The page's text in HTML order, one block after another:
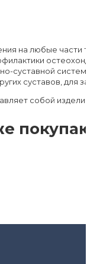
на любые части
суставной
суставов,
собой